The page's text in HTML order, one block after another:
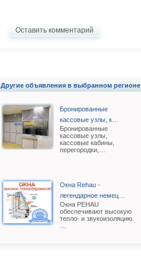
Оставить комментарий
Другие объявления в выбранном регионе
Бронированные
кассовые узлы, к…
Бронированные
кассовые узлы,
кассовые кабины,
перегородки,…
Окна Rehau -
легендарное немец…
Oкна РEHAU
обеспечивают высокую
тепло- и звукоизоляцию.